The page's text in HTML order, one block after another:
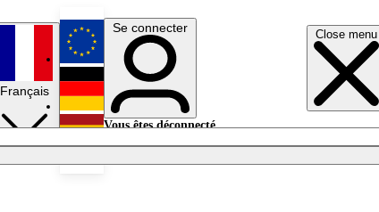
Close menu
Français
English
Deutsch
Se connecter
Vous êtes déconnecté.